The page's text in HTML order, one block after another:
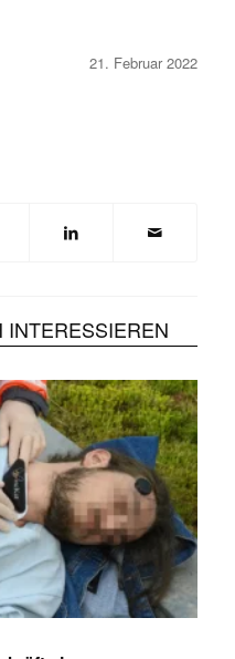
21. Februar 2022
INTERESSIEREN